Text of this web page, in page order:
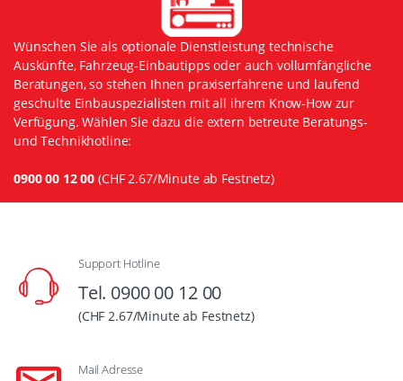
Wünschen Sie als optionale Dienstleistung technische
Auskünfte, Fahrzeug-Einbautipps oder auch vollumfängliche
Beratungen, so stehen Ihnen praxiserfahrene und laufend
geschulte Einbauspezialisten mit all ihrem Know-How zur
Verfügung. Wählen Sie dazu die extern betreute Beratungs-
und Technikhotline:
0900 00 12 00 (CHF 2.67/Minute ab Festnetz)
Support Hotline
Tel. 0900 00 12 00
(CHF 2.67/Minute ab Festnetz)
Mail Adresse